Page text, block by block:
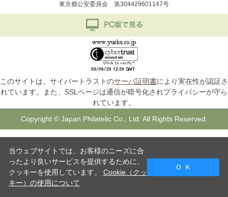
東京都公安委員会 第304429601147号
このサイトは、サイバートラストのサーバ証明書により実在性が認証さ
れています。また、SSLページは通信が暗号化されプライバシーが守ら
れています。
Copyright © Japan Philatelic Co., Ltd. All Rights Reserved.
当ウェブサイトでは、お客様のニーズに合
ったより良いサービスを提供するために、
クッキーを使用しています。 Cookie（クッ
キー）の使用について
Ｏ Ｋ